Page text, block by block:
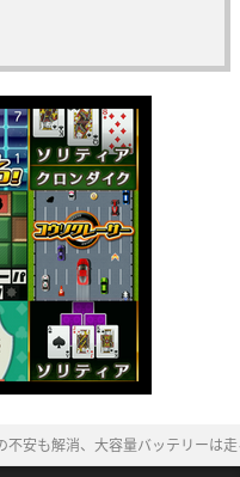
不安も解消、大容量バッテリーは